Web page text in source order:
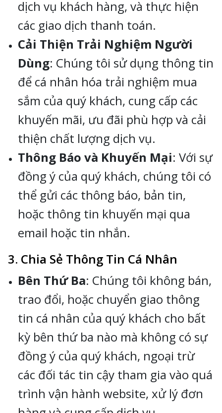
dịch vụ khách hàng, và thực hiện
các giao dịch thanh toán.
Cải Thiện Trải Nghiệm Người
Dùng: Chúng tôi sử dụng thông tin
để cá nhân hóa trải nghiệm mua
sắm của quý khách, cung cấp các
khuyến mãi, ưu đãi phù hợp và cải
thiện chất lượng dịch vụ.
Thông Báo và Khuyến Mại: Với sự
đồng ý của quý khách, chúng tôi có
thể gửi các thông báo, bản tin,
hoặc thông tin khuyến mại qua
email hoặc tin nhắn.
3. Chia Sẻ Thông Tin Cá Nhân
Bên Thứ Ba: Chúng tôi không bán,
trao đổi, hoặc chuyển giao thông
tin cá nhân của quý khách cho bất
kỳ bên thứ ba nào mà không có sự
đồng ý của quý khách, ngoại trừ
các đối tác tin cậy tham gia vào quá
trình vận hành website, xử lý đơn